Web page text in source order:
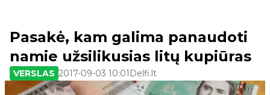
Pasakė, kam galima panaudoti
namie užsilikusias litų kupiūras
VERSLAS 2017-09-03 10:01 Delfi.lt